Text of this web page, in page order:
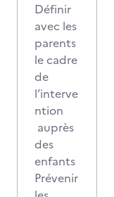
Définir
avec les
parents
le cadre
de
l’interve
ntion
auprès
des
enfants
Prévenir